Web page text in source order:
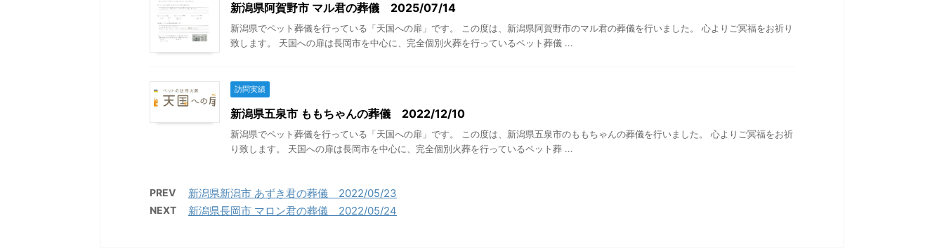
新潟県阿賀野市 マル君の葬儀 2025/07/14
新潟県でペット葬儀を行っている「天国への扉」です。 この度は、新潟県阿賀野市のマル君の葬儀を行いました。 心よりご冥福をお祈り
致します。 天国への扉は長岡市を中心に、完全個別火葬を行っているペット葬儀 ...
訪問実績
新潟県五泉市 ももちゃんの葬儀 2022/12/10
新潟県でペット葬儀を行っている「天国への扉」です。 この度は、新潟県五泉市のももちゃんの葬儀を行いました。 心よりご冥福をお祈
り致します。 天国への扉は長岡市を中心に、完全個別火葬を行っているペット葬 ...
PREV 新潟県新潟市 あずき君の葬儀 2022/05/23
NEXT 新潟県長岡市 マロン君の葬儀 2022/05/24